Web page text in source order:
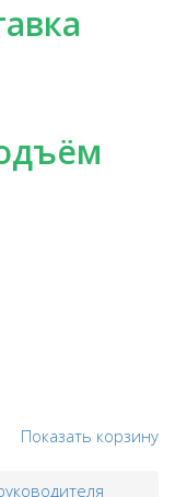
Показать корзину